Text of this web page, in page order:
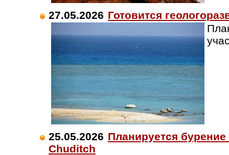
27.05.2026 Готовится
25.05.2026 Планируется
Chuditch